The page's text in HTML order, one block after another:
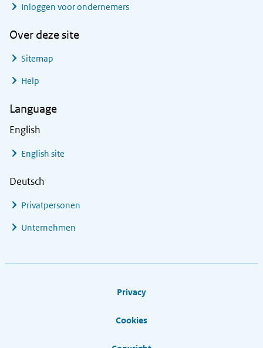
Inloggen voor ondernemers
Over deze site
Sitemap
Help
Language
English
English site
Deutsch
Privatpersonen
Unternehmen
Privacy
Cookies